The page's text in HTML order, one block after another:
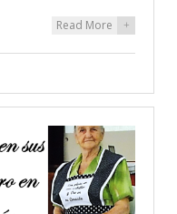
Read More +